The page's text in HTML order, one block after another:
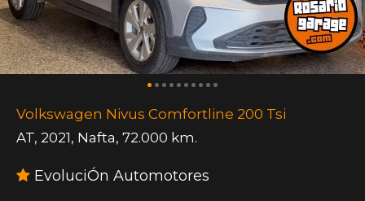
Volkswagen Nivus Comfortline 200 Tsi
AT, 2021, Nafta, 72.000 km.
EvoluciÓn Automotores